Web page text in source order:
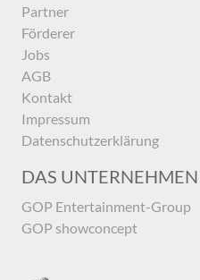
Partner
Förderer
Jobs
AGB
Kontakt
Impressum
Datenschutzerklärung
DAS UNTERNEHMEN
GOP Entertainment-Group
GOP showconcept